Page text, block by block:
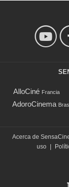
AlloCiné Francia
AdoroCinema
Acerca de
uso |